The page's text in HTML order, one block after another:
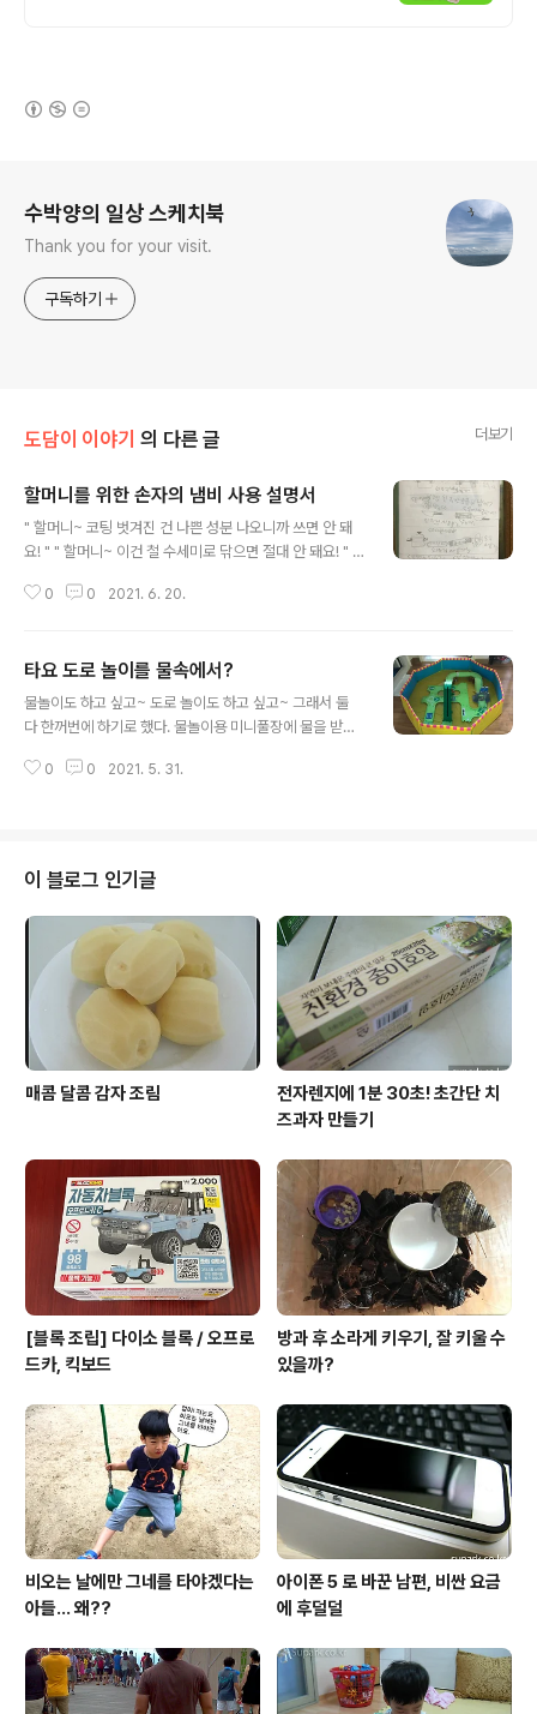
수박양의 일상 스케치북
Thank you for your visit.
구독하기
도담이 이야기 의 다른 글 더보기
할머니를 위한 손자의 냄비 사용 설명서
" 할머니~ 코팅 벗겨진 건 나쁜 성분 나오니까 쓰면 안 돼
요! " " 할머니~ 이건 철 수세미로 닦으면 절대 안 돼요! " "
이가 할머니네 가면 하던 잔소리들^^ 누가 잔소리 많은 엄
주방 문에 떡하니 붙여 놓았다. 1년도 넘은 것 같은데 여전
히 그 자리에 붙어있는 것이 눈에 들어와 다시 찬찬히 읽어
보니 할머니 이해하기 쉬우라고 참 친절하게 설명도 해놓
우리 집 냉장고에 붙어있는 설명서~ 이건 엄마를 위한 건
0 0 2021. 6. 20.
타요 도로 놀이를 물속에서?
물놀이도 하고 싶고~ 도로 놀이도 하고 싶고~ 그래서 둘
다 한꺼번에 하기로 했다. 물놀이용 미니풀장에 물을 받아
하지만 차 하나론 심심하지~ 그래서 하나 둘 꺼내다 놓은
해를 입은 분들이 많았었는데 올여름은 무사히 지나가길
간절히 바란다. 엄청 더울 거라는 예보도 조금 빗나가면 좋
겠다. ^^
0 0 2021. 5. 31.
이 블로그 인기글
매콤 달콤 감자 조림
전자렌지에 1분 30초! 초간단 치
즈과자 만들기
[블록 조립] 다이소 블록 / 오프로
드카, 킥보드
방과 후 소라게 키우기, 잘 키울 수
있을까?
비오는 날에만 그네를 타야겠다는
아들... 왜??
아이폰 5 로 바꾼 남편, 비싼 요금
에 후덜덜